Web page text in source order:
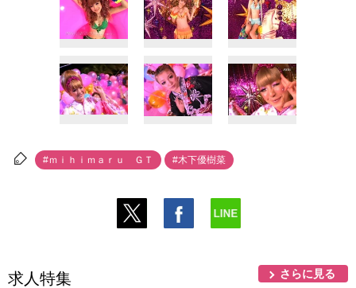
#ｍｉｈｉｍａｒｕ ＧＴ #木下優樹菜
求人特集 さらに見る